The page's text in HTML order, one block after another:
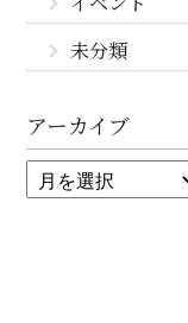
未分類
アーカイブ